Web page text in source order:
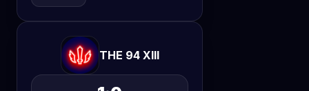
THE 94 XIII